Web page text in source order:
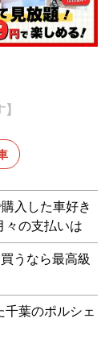
入した車好き
々の支払いは
うなら最高級
千葉のポルシェ